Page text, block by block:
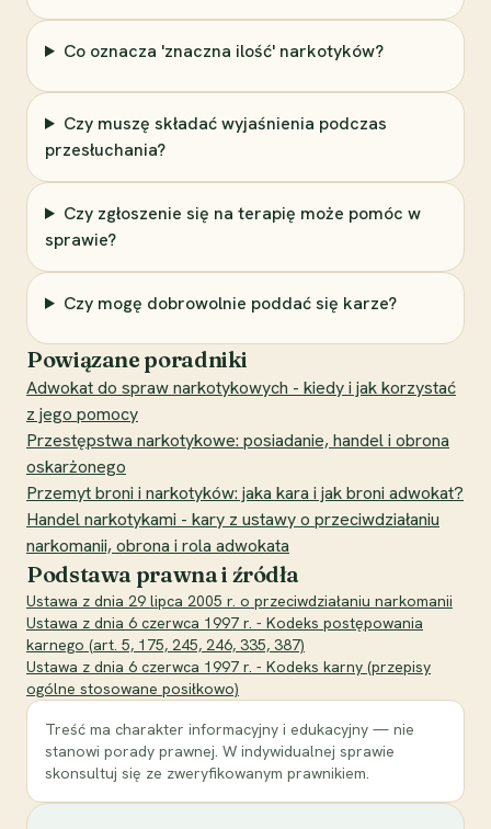
Co oznacza 'znaczna ilość' narkotyków?
Czy muszę składać wyjaśnienia podczas
przesłuchania?
Czy zgłoszenie się na terapię może pomóc w
sprawie?
Czy mogę dobrowolnie poddać się karze?
Powiązane poradniki
Adwokat do spraw narkotykowych - kiedy i jak korzystać
z jego pomocy
Przestępstwa narkotykowe: posiadanie, handel i obrona
oskarżonego
Przemyt broni i narkotyków: jaka kara i jak broni adwokat?
Handel narkotykami - kary z ustawy o przeciwdziałaniu
narkomanii, obrona i rola adwokata
Podstawa prawna i źródła
Ustawa z dnia 29 lipca 2005 r. o przeciwdziałaniu narkomanii
Ustawa z dnia 6 czerwca 1997 r. - Kodeks postępowania
karnego (art. 5, 175, 245, 246, 335, 387)
Ustawa z dnia 6 czerwca 1997 r. - Kodeks karny (przepisy
ogólne stosowane posiłkowo)
Treść ma charakter informacyjny i edukacyjny — nie
stanowi porady prawnej. W indywidualnej sprawie
skonsultuj się ze zweryfikowanym prawnikiem.